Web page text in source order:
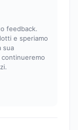
feedback.
e speriamo
sua